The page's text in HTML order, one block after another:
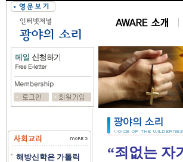
해방신학은 가톨릭
“죄없는 자